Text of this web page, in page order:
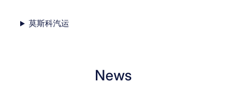
莫斯科汽运
News